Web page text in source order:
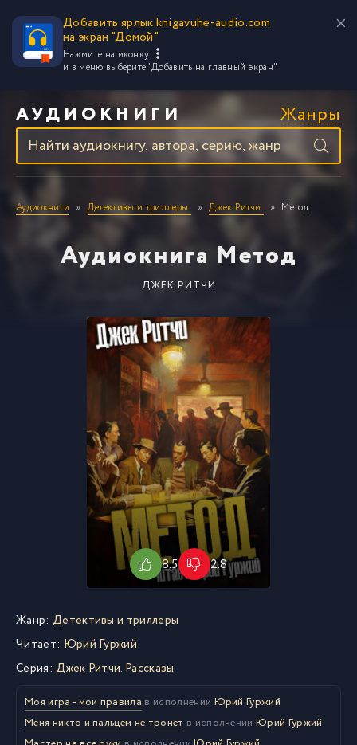
Добавить ярлык knigavuhe-audio.com
на экран "Домой"
Нажмите на иконку
и в меню выберите "Добавить на главный экран"
АУДИОКНИГИ Жанры
Аудиокниги Детективы и триллеры Джек Ритчи Метод
Аудиокнига Метод
ДЖЕК РИТЧИ
8.5 2.8
Жанр: Детективы и триллеры
Читает: Юрий Гуржий
Серия: Джек Ритчи. Рассказы
Моя игра - мои правила в исполнении Юрий Гуржий
Меня никто и пальцем не тронет в исполненииЮрий Гуржий